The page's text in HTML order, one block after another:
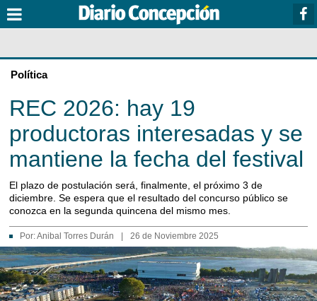
Política
REC 2026: hay 19
productoras interesadas y se
mantiene la fecha del festival
El plazo de postulación será, finalmente, el próximo 3 de
diciembre. Se espera que el resultado del concurso público se
conozca en la segunda quincena del mismo mes.
Por:Anibal Torres Durán 26 de Noviembre 2025